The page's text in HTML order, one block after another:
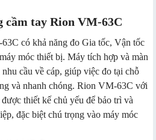
cầm tay Rion VM-63C
có khả năng đo Gia tốc, Vận tốc
móc thiết bị. Máy tích hợp và màn
cầu về cáp, giúp việc đo tại chỗ
và nhanh chóng. Rion VM-63C với
thiết kế chủ yếu để bảo trì và
đặc biệt chú trọng vào máy móc